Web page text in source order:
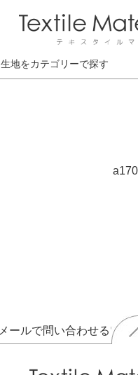
生地をカテゴリーで探す
メールで問い合わせる電話